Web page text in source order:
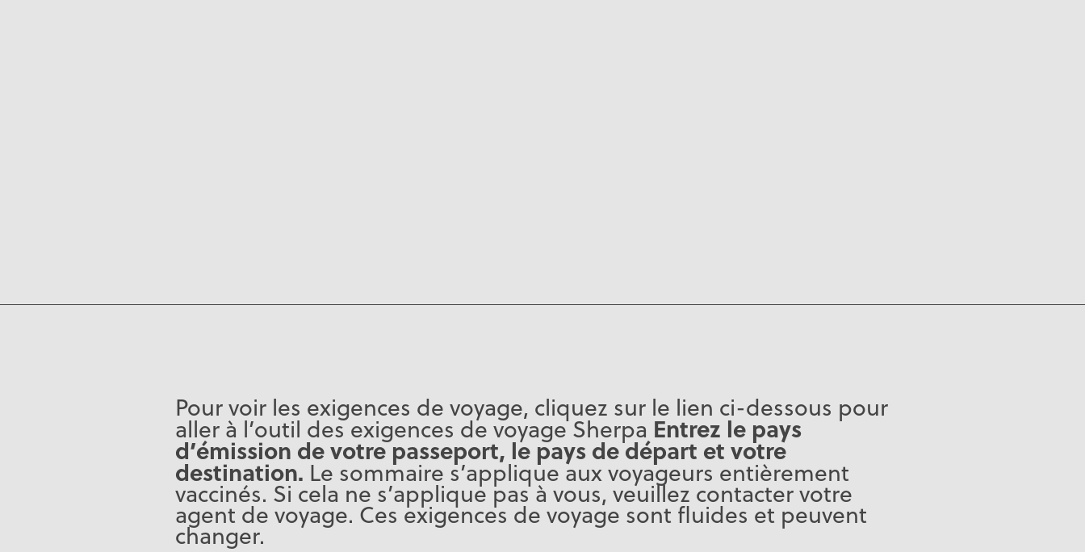
Pour voir les exigences de voyage, cliquez sur le lien ci-dessous pour
aller à l’outil des exigences de voyage Sherpa Entrez le pays
d’émission de votre passeport, le pays de départ et votre
destination. Le sommaire s’applique aux voyageurs entièrement
vaccinés. Si cela ne s’applique pas à vous, veuillez contacter votre
agent de voyage. Ces exigences de voyage sont fluides et peuvent
changer.